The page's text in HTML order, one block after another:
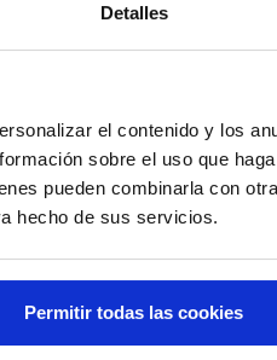
Detalles
el contenido y los
sobre el uso que
pueden combinarla con
hecho de sus servicios.
Permitir todas las cookies
e